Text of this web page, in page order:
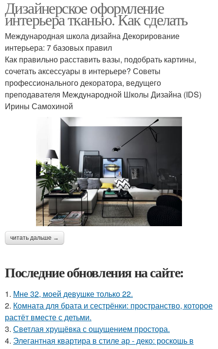
Дизайнерское оформление
интерьера тканью. Как сделать
Международная школа дизайна Декорирование
интерьера: 7 базовых правил
Как правильно расставить вазы, подобрать картины,
сочетать аксессуары в интерьере? Советы
профессионального декоратора, ведущего
преподавателя Международной Школы Дизайна (IDS)
Ирины Самохиной
читать дальше →
Последние обновления на сайте:
1. Мне 32, моей девушке только 22.
2. Комната для брата и сестрёнки: пространство, которое
растёт вместе с детьми.
3. Светлая хрущёвка с ощущением простора.
4. Элегантная квартира в стиле ар - деко: роскошь в